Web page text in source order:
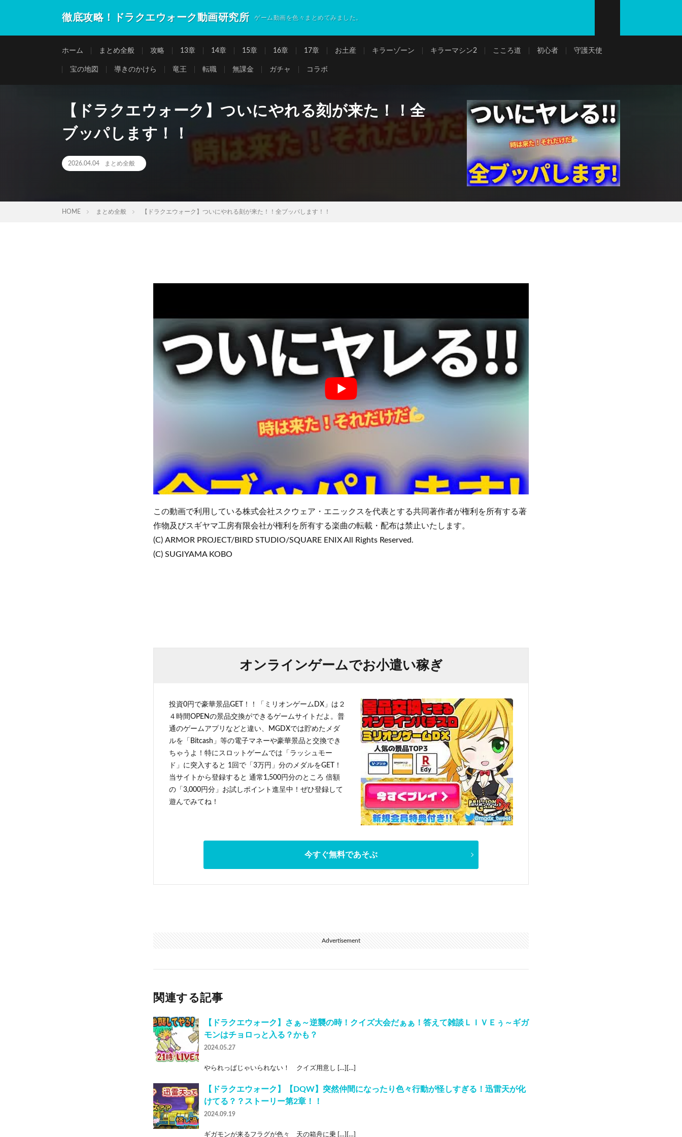
徹底攻略！ドラクエウォーク動画研究所 ゲーム動画を色々まとめてみました。
ホーム まとめ全般 攻略 13章 14章 15章 16章 17章 お土産 キラーゾーン キラーマシン2 こころ道 初心者 守護天使
宝の地図 導きのかけら 竜王 転職 無課金 ガチャ コラボ
【ドラクエウォーク】ついにやれる刻が来た！！全
ブッパします！！
2026.04.04 まとめ全般
HOME まとめ全般 【ドラクエウォーク】ついにやれる刻が来た！！全ブッパします！！
この動画で利用している株式会社スクウェア・エニックスを代表とする共同著作者が権利を所有する著
作物及びスギヤマ工房有限会社が権利を所有する楽曲の転載・配布は禁止いたします。
(C) ARMOR PROJECT/BIRD STUDIO/SQUARE ENIX All Rights Reserved.
(C) SUGIYAMA KOBO
オンラインゲームでお小遣い稼ぎ
投資0円で豪華景品GET！！「ミリオンゲームDX」は２
４時間OPENの景品交換ができるゲームサイトだよ。普
通のゲームアプリなどと違い、MGDXでは貯めたメダ
ルを「Bitcash」等の電子マネーや豪華景品と交換でき
ちゃうよ！特にスロットゲームでは「ラッシュモー
ド」に突入すると 1回で「3万円」分のメダルをGET！
当サイトから登録すると 通常1,500円分のところ 倍額
の「3,000円分」お試しポイント進呈中！ぜひ登録して
遊んでみてね！
今すぐ無料であそぶ
Advertisement
関連する記事
【ドラクエウォーク】さぁ～逆襲の時！クイズ大会だぁぁ！答えて雑談ＬＩＶＥぅ～ギガ
モンはチョロっと入る？かも？
2024.05.27
やられっぱじゃいられない！ クイズ用意し […][…]
【ドラクエウォーク】【DQW】突然仲間になったり色々行動が怪しすぎる！迅雷天が化
けてる？？ストーリー第2章！！
2024.09.19
ギガモンが来るフラグが色々 天の箱舟に乗 […][…]